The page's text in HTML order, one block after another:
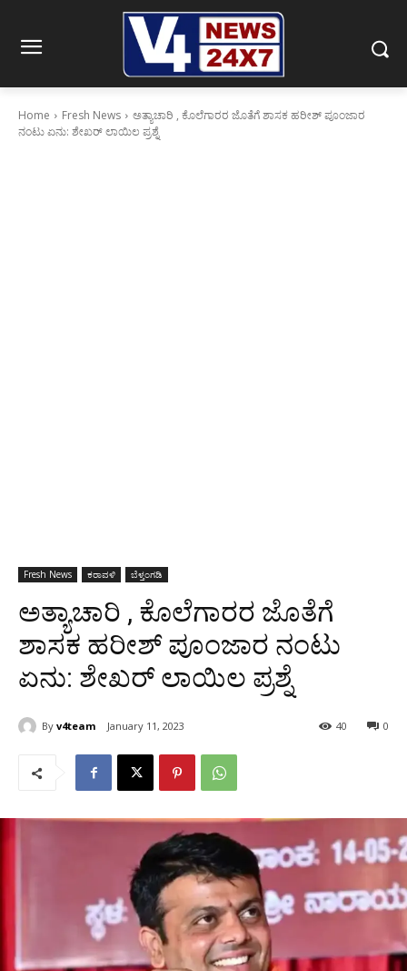
Home Fresh News
ಅತ್ಯಾಚಾರಿ , ಕೊಲೆಗಾರರ ಜೊತೆಗೆ ಶಾಸಕ ಹರೀಶ್ ಪೂಂಜಾರ
ನಂಟು ಏನು: ಶೇಖರ್ ಲಾಯಿಲ ಪ್ರಶ್ನೆ
Fresh News ಕರಾವಳಿ ಬೆಳ್ತಂಗಡಿ
ಅತ್ಯಾಚಾರಿ , ಕೊಲೆಗಾರರ ಜೊತೆಗೆ
ಶಾಸಕ ಹರೀಶ್ ಪೂಂಜಾರ ನಂಟು
ಏನು: ಶೇಖರ್ ಲಾಯಿಲ ಪ್ರಶ್ನೆ
By v4team January 11, 2023 0
40